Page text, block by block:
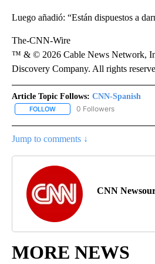
Luego añadió: “Están dispuestos a
The-CNN-Wire
™ & © 2026 Cable News Network,
Discovery Company. All rights
Article Topic Follows: CNN-Spanish
FOLLOW FOLLOW "CNN-SPANISH" TO
0 Followers
Jump to comments ↓
CNN
MORE NEWS